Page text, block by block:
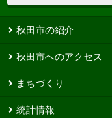
秋田市の紹介
秋田市へのアクセス
まちづくり
統計情報